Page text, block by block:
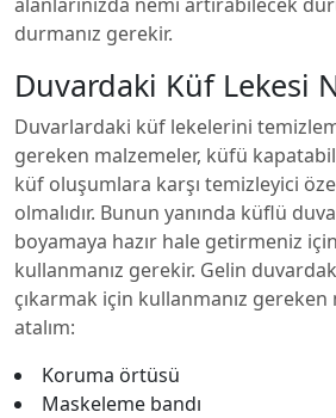
durmanız gerekir.
Duvardaki Küf Lekesi
Duvarlardaki küf lekelerini
gereken malzemeler, küfü
küf oluşumlara karşı temizleyici
olmalıdır. Bunun yanında küflü
boyamaya hazır hale getirmeniz
kullanmanız gerekir. Gelin
çıkarmak için kullanmanız
atalım:
Koruma örtüsü
Maskeleme bandı